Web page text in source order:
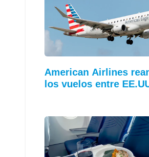
American Airlines
los vuelos entre